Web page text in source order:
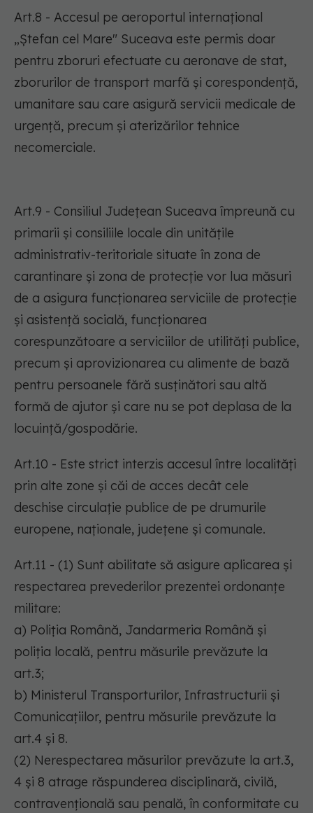
Art.8 - Accesul pe aeroportul internațional
„Ștefan cel Mare" Suceava este permis doar
pentru zboruri efectuate cu aeronave de stat,
zborurilor de transport marfă și corespondență,
umanitare sau care asigură servicii medicale de
urgență, precum și aterizărilor tehnice
necomerciale.
Art.9 - Consiliul Județean Suceava împreună cu
primarii și consiliile locale din unitățile
administrativ-teritoriale situate în zona de
carantinare și zona de protecție vor lua măsuri
de a asigura funcționarea serviciile de protecție
și asistență socială, funcționarea
corespunzătoare a serviciilor de utilități publice,
precum și aprovizionarea cu alimente de bază
pentru persoanele fără susținători sau altă
formă de ajutor și care nu se pot deplasa de la
locuință/gospodărie.
Art.10 - Este strict interzis accesul între localități
prin alte zone și căi de acces decât cele
deschise circulație publice de pe drumurile
europene, naționale, județene și comunale.
Art.11 - (1) Sunt abilitate să asigure aplicarea și
respectarea prevederilor prezentei ordonanțe
militare:
a) Poliția Română, Jandarmeria Română și
poliția locală, pentru măsurile prevăzute la
art.3;
b) Ministerul Transporturilor, Infrastructurii și
Comunicațiilor, pentru măsurile prevăzute la
art.4 și 8.
(2) Nerespectarea măsurilor prevăzute la art.3,
4 și 8 atrage răspunderea disciplinară, civilă,
contravențională sau penală, în conformitate cu